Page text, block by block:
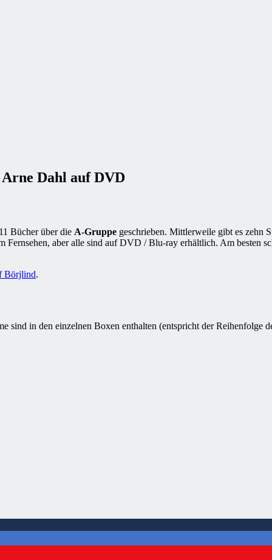
Dahl auf DVD
11 Bücher über die A-Gruppe geschrieben. Mittlerweile gibt es zehn
aber alle sind auf DVD / Blu-ray erhältlich. Am besten
Börjlind.
sind in den einzelnen Boxen enthalten (entspricht der Reihenfolge